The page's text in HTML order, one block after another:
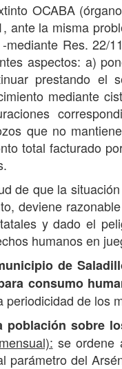
OCABA
ante la misma
Res. 22/
aspectos: a)
prestando el
mediante
que no
total facturado
de que la
deviene
y dado el
humanos en
de
consumo
periodicidad de los
población sobre
se ordene
parámetro del